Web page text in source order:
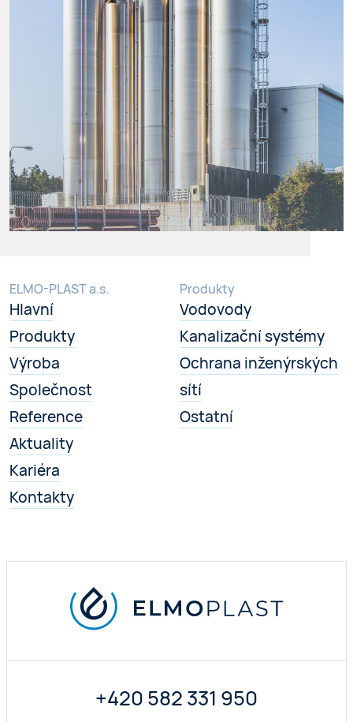
ELMO-PLAST a.s.
Hlavní
Produkty
Výroba
Společnost
Reference
Aktuality
Kariéra
Kontakty
Produkty
Vodovody
Kanalizační systémy
Ochrana inženýrských
sítí
Ostatní
+420 582 331 950